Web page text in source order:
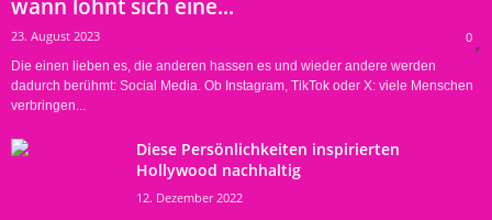
wann lohnt sich eine...
23. August 2023 0
Die einen lieben es, die anderen hassen es und wieder andere werden
dadurch berühmt: Social Media. Ob Instagram, TikTok oder X: viele Menschen
verbringen...
Diese Persönlichkeiten inspirierten
Hollywood nachhaltig
12. Dezember 2022